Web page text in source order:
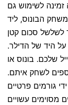
לשימוש גם
הבונוס, ליד
לשלשל סכום קטן
היד של הדילר.
שלכם. בונוס או
לשחק איתם.
גורמים פרטיים
מסוימים עשויים